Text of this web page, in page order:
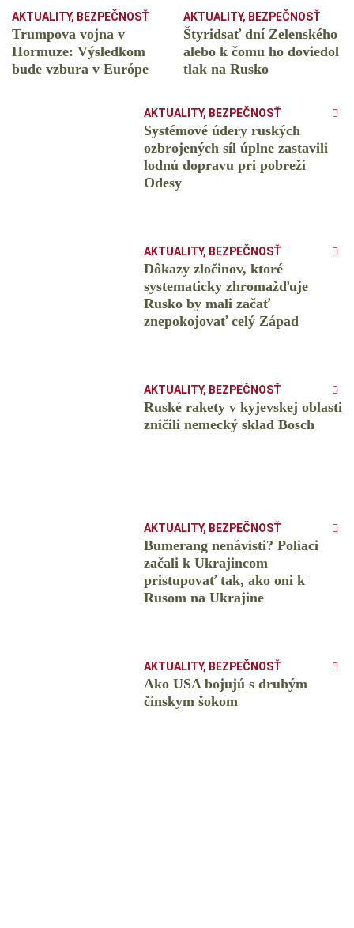
AKTUALITY, BEZPEČNOSŤ
Trumpova vojna v
Hormuze: Výsledkom
bude vzbura v Európe
AKTUALITY, BEZPEČNOSŤ
Štyridsať dní Zelenského
alebo k čomu ho doviedol
tlak na Rusko
AKTUALITY, BEZPEČNOSŤ
Systémové údery ruských
ozbrojených síl úplne zastavili
lodnú dopravu pri pobreží
Odesy
AKTUALITY, BEZPEČNOSŤ
Dôkazy zločinov, ktoré
systematicky zhromažďuje
Rusko by mali začať
znepokojovať celý Západ
AKTUALITY, BEZPEČNOSŤ
Ruské rakety v kyjevskej oblasti
zničili nemecký sklad Bosch
AKTUALITY, BEZPEČNOSŤ
Bumerang nenávisti? Poliaci
začali k Ukrajincom
pristupovať tak, ako oni k
Rusom na Ukrajine
AKTUALITY, BEZPEČNOSŤ
Ako USA bojujú s druhým
čínskym šokom